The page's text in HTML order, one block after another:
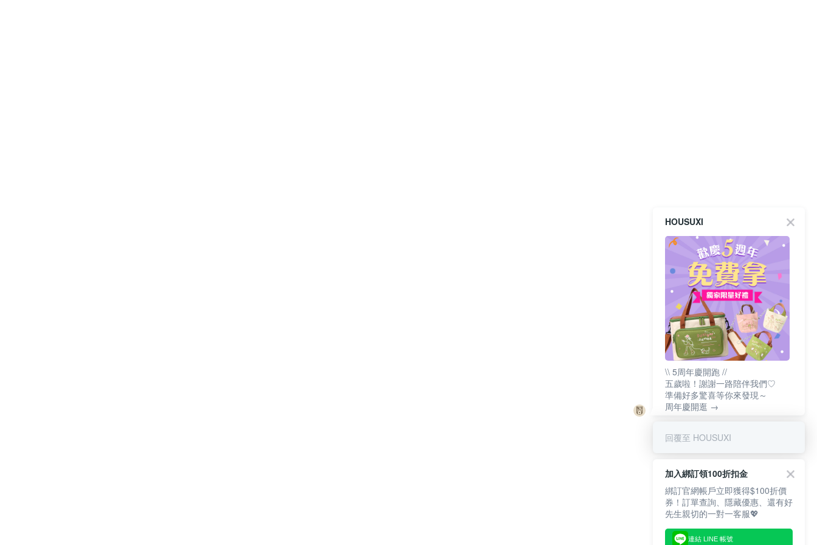
HOUSUXI
\\ 5周年慶開跑 //
五歲啦！謝謝一路陪伴我們♡
準備好多驚喜等你來發現～
周年慶開逛 →
回覆至 HOUSUXI
加入綁訂領100折扣金
綁訂官網帳戶立即獲得$100折價
券！訂單查詢、隱藏優惠、還有好
先生親切的一對一客服💖
連結 LINE 帳號